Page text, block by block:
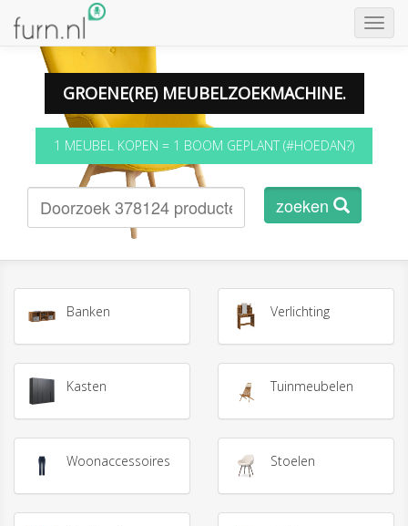
GROENE(RE) MEUBELZOEKMACHINE.
1 MEUBEL KOPEN = 1 BOOM GEPLANT (#HOEDAN?)
zoeken
Banken Verlichting
Kasten Tuinmeubelen
Woonaccessoires Stoelen